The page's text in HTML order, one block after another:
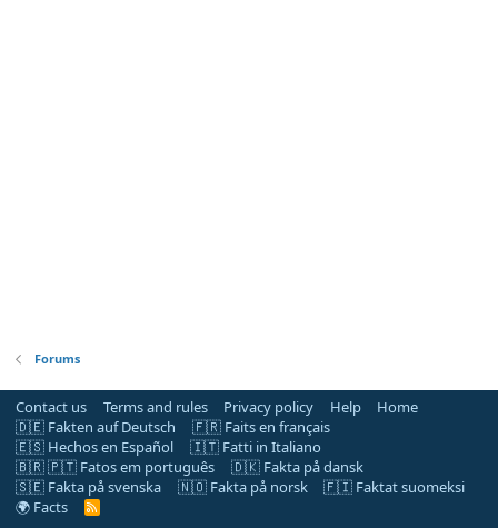
Forums
Contact us Terms and rules Privacy policy Help
Home
🇩🇪 Fakten auf Deutsch
🇫🇷 Faits en français
🇪🇸 Hechos en Español
🇮🇹 Fatti in Italiano
🇧🇷 🇵🇹 Fatos em português
🇩🇰 Fakta på dansk
🇸🇪 Fakta på svenska
🇳🇴 Fakta på norsk
🇫🇮 Faktat suomeksi
🌍 Facts
R